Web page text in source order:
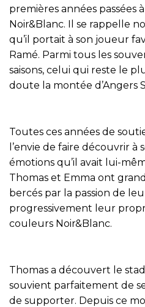
premières années passées
Noir&Blanc. Il se rappelle
qu’il portait à son joueur
Ramé. Parmi tous les
saisons, celui qui reste le
doute la montée d’Angers
Toutes ces années de
l’envie de faire découvrir à
émotions qu’il avait lui-
Thomas et Emma ont
bercés par la passion de
progressivement leur
couleurs Noir&Blanc.
Thomas a découvert le
souvient parfaitement de
de supporter. Depuis ce